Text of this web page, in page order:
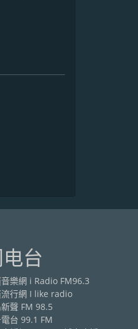
台
樂網 i Radio FM96.3
流行網 I like radio
聲 FM 98.5
台 99.1 FM